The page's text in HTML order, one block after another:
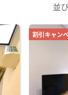
並
割引キャン